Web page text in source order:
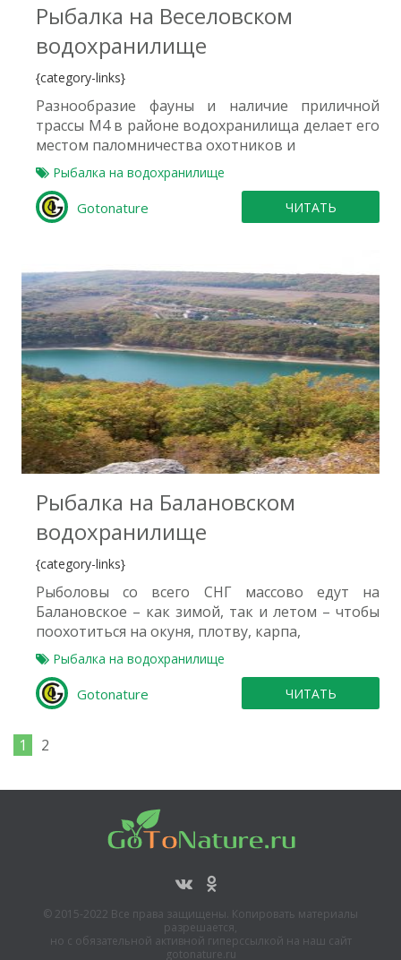
Рыбалка на Веселовском
водохранилище
{category-links}
Разнообразие фауны и наличие приличной
трассы М4 в районе водохранилища делает его
местом паломничества охотников и
Рыбалка на водохранилище
Gotonature ЧИТАТЬ
0
Рыбалка на Балановском
водохранилище
{category-links}
Рыболовы со всего СНГ массово едут на
Балановское – как зимой, так и летом – чтобы
поохотиться на окуня, плотву, карпа,
Рыбалка на водохранилище
Gotonature ЧИТАТЬ
1 2
© 2015-2022 Все права защищены. Копировать материалы
разрешается,
но с обязательной активной гиперссылкой на наш сайт
gotonature.ru